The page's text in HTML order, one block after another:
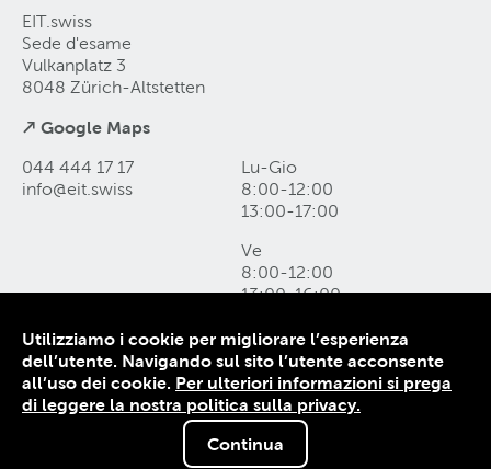
EIT.swiss
Sede d'esame
Vulkanplatz 3
8048 Zürich-Altstetten
↗ Google Maps
044 444 17 17
info@eit swiss
Lu-Gio
8:00-12:00
13:00-17:00
Ve
8:00-12:00
13:00-16:00
Come raggiungerci e form di contatto
Protezione dei dati
Colophon
CG
© 1906-2026 EIT.swiss
Utilizziamo i cookie per migliorare l’esperienza
dell’utente. Navigando sul sito l’utente acconsente
all’uso dei cookie. Per ulteriori informazioni si prega
di leggere la nostra politica sulla privacy.
Continua